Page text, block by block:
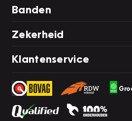
Banden
Zekerheid
Klantenservice